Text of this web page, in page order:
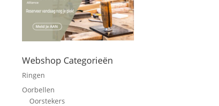
Webshop Categorieën
Ringen
Oorbellen
Oorstekers